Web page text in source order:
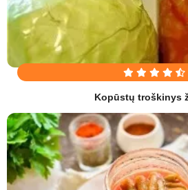
Kopūstų troškinys